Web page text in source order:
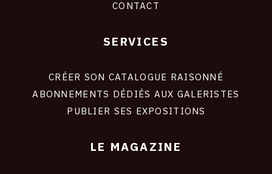
CGV
INSTAGRAM
FACEBOOK
CONTACT
SERVICES
CRÉER SON CATALOGUE RAISONNÉ
ABONNEMENTS DÉDIÉS AUX GALERISTES
PUBLIER SES EXPOSITIONS
LE MAGAZINE